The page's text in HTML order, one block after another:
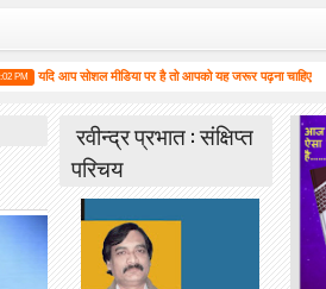
यदि आप सोशल मीडिया पर है तो आपको यह जरूर पढ़ना चाहिए 4:55
रवीन्द्र प्रभात : संक्षिप्त
परिचय